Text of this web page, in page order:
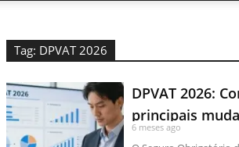
Tag: DPVAT 2026
DPVAT 2026:
principais
6 meses ago